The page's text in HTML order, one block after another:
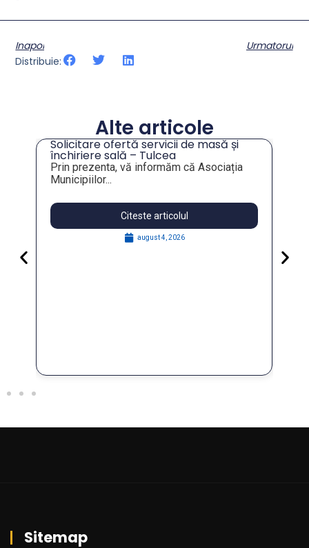
Inapoi
Urmatorul
Distribuie:
Alte articole
Solicitare ofertă servicii de masă și
închiriere sală – Tulcea
Prin prezenta, vă informăm că Asociația
Municipiilor...
Citeste articolul
august 4, 2026
Sitemap